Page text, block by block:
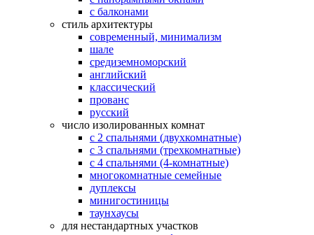
с балконами
стиль архитектуры
современный, минимализм
шале
средиземноморский
английский
классический
прованс
русский
число изолированных комнат
с 2 спальнями (двухкомнатные)
с 3 спальнями (трехкомнатные)
с 4 спальнями (4-комнатные)
многокомнатные семейные
дуплексы
минигостиницы
таунхаусы
для нестандартных участков